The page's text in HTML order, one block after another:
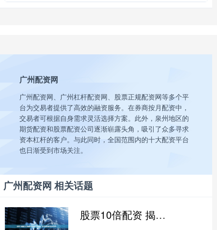
广州配资网
广州配资网、广州杠杆配资网、股票正规配资网等多个平
台为交易者提供了高效的融资服务。在券商按月配资中，
交易者可根据自身需求灵活选择方案。此外，泉州地区的
期货配资和股票配资公司逐渐崭露头角，吸引了众多寻求
资本杠杆的客户。与此同时，全国范围内的十大配资平台
也日渐受到市场关注。
广州配资网 相关话题
股票10倍配资 揭秘期货配资公司排名，助你选择最佳合作伙伴